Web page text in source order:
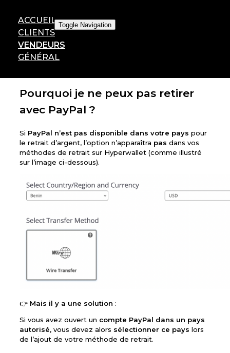
Toggle Navigation
ACCUEIL
CLIENTS
VENDEURS
GÉNÉRAL
Pourquoi je ne peux pas retirer
avec PayPal ?
Si PayPal n’est pas disponible dans votre pays pour
le retrait d’argent, l’option n’apparaîtra pas dans vos
méthodes de retrait sur Hyperwallet (comme illustré
sur l’image ci-dessous).
👉 Mais il y a une solution :
Si vous avez ouvert un compte PayPal dans un pays
autorisé, vous devez alors sélectionner ce pays lors
de l’ajout de votre méthode de retrait.